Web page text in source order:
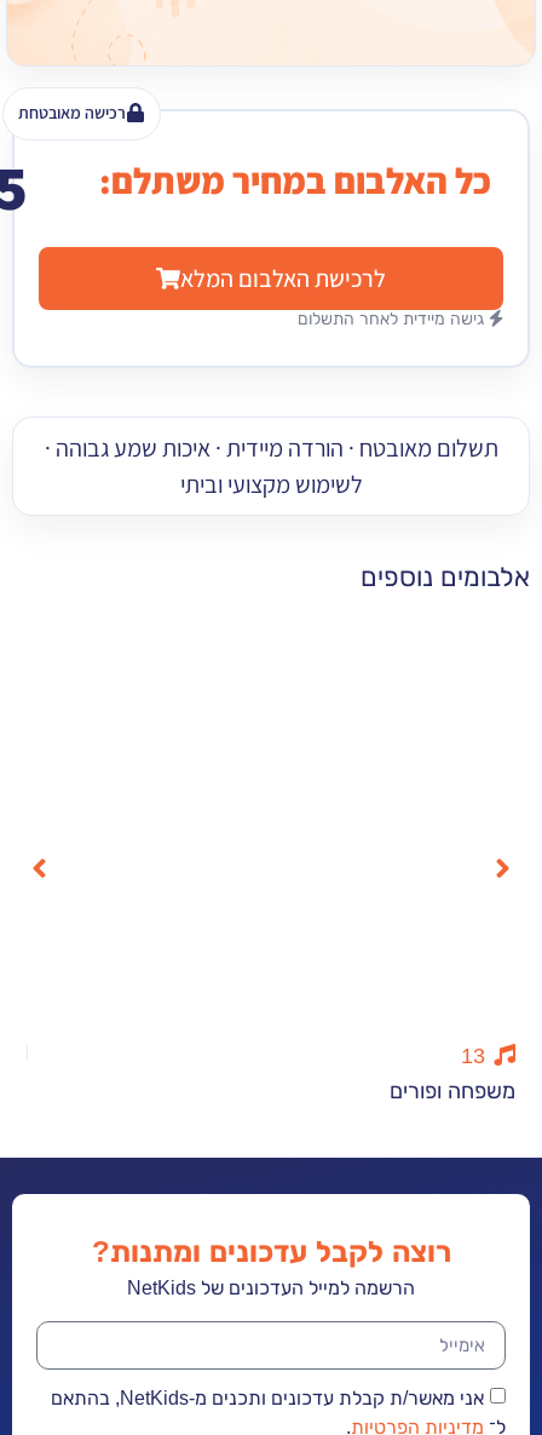
רכישה מאובטחת
האלבום במחיר משתלם: ₪ 15
לרכישת האלבום המלא
מיידית לאחר התשלום
מאובטח · הורדה מיידית · איכות שמע גבוהה ·
לשימוש מקצועי וביתי
נוספים
רוצה לקבל עדכונים ומתנות?
הרשמה למייל העדכונים של NetKids
אני מאשר/ת קבלת עדכונים ותכנים מ-NetKids, בהתאם
הפרטיות.